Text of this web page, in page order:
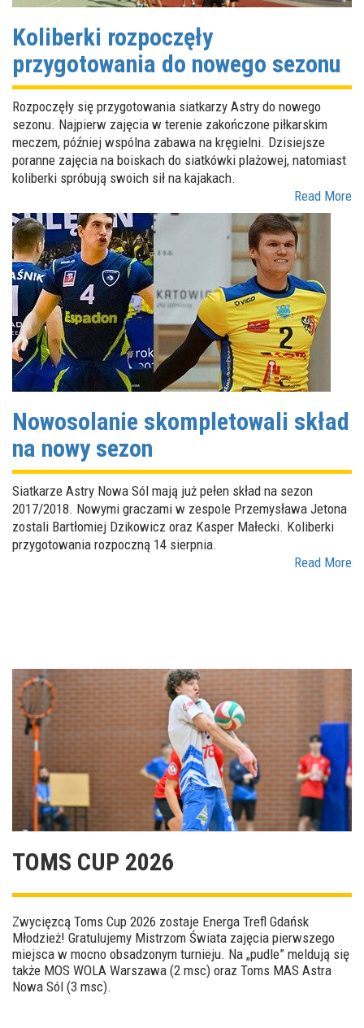
Koliberki rozpoczęły
przygotowania do nowego sezonu
Rozpoczęły się przygotowania siatkarzy Astry do nowego
sezonu. Najpierw zajęcia w terenie zakończone piłkarskim
meczem, później wspólna zabawa na kręgielni. Dzisiejsze
poranne zajęcia na boiskach do siatkówki plażowej, natomiast
koliberki spróbują swoich sił na kajakach.
Read More
Nowosolanie skompletowali skład
na nowy sezon
Siatkarze Astry Nowa Sól mają już pełen skład na sezon
2017/2018. Nowymi graczami w zespole Przemysława Jetona
zostali Bartłomiej Dzikowicz oraz Kasper Małecki. Koliberki
przygotowania rozpoczną 14 sierpnia.
Read More
TOMS CUP 2026
Zwycięzcą Toms Cup 2026 zostaje Energa Trefl Gdańsk
Młodzież! Gratulujemy Mistrzom Świata zajęcia pierwszego
miejsca w mocno obsadzonym turnieju. Na „pudle” meldują się
także MOS WOLA Warszawa (2 msc) oraz Toms MAS Astra
Nowa Sól (3 msc).